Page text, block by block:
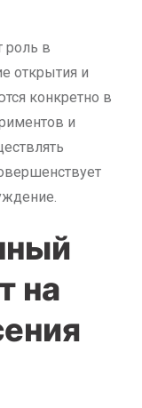
роль в
открытия и
конкретно в
и
на